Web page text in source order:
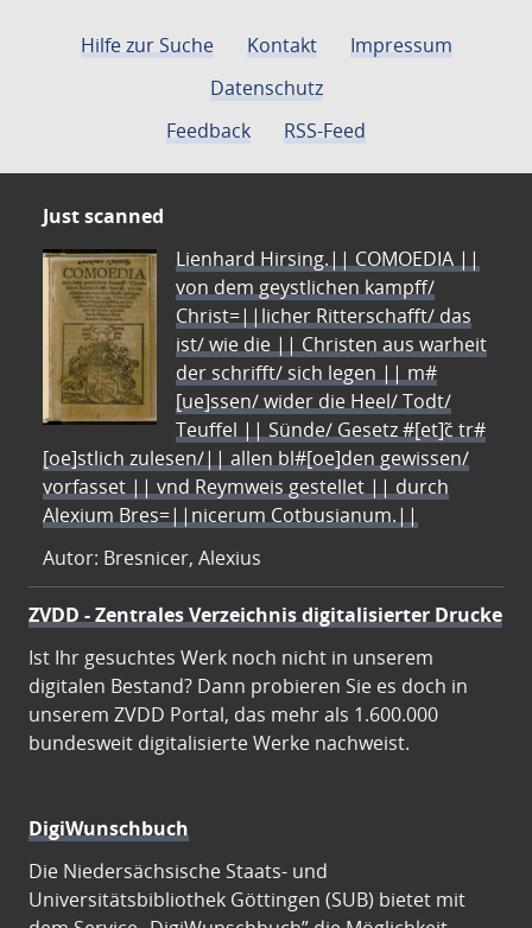
Hilfe zur Suche Kontakt
Impressum
Datenschutz
Feedback
RSS-Feed
Just scanned
Lienhard Hirsing.|| COMOEDIA ||
von dem geystlichen kampff/
Christ=||licher Ritterschafft/ das
ist/ wie die || Christen aus warheit
der schrifft/ sich legen || m#
[ue]ssen/ wider die Heel/ Todt/
Teuffel || Sünde/ Gesetz #[et]c̃ tr#
[oe]stlich zulesen/|| allen bl#[oe]den gewissen/
vorfasset || vnd Reymweis gestellet || durch
Alexium Bres=||nicerum Cotbusianum.||
Autor: Bresnicer, Alexius
ZVDD - Zentrales Verzeichnis digitalisierter Drucke
Ist Ihr gesuchtes Werk noch nicht in unserem
digitalen Bestand? Dann probieren Sie es doch in
unserem ZVDD Portal, das mehr als 1.600.000
bundesweit digitalisierte Werke nachweist.
DigiWunschbuch
Die Niedersächsische Staats- und
Universitätsbibliothek Göttingen (SUB) bietet mit